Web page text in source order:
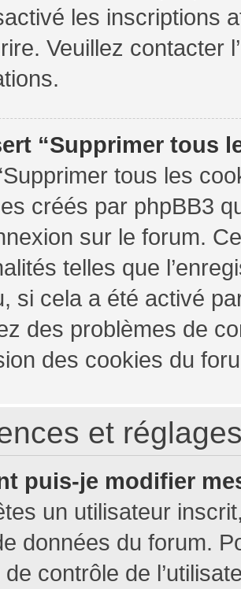
les inscriptions
Veuillez contacter
“Supprimer tous
tous les
créés par phpBB3
sur le forum.
telles que
si cela a été activé
des problèmes de
des cookies du
et
puis-je modifier
un utilisateur
données du forum.
de contrôle de